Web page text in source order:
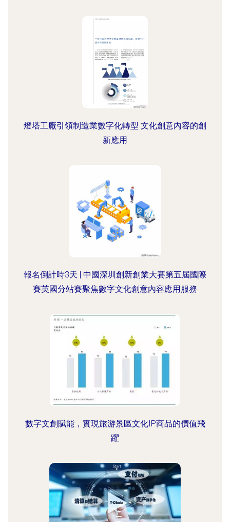
燈塔工廠引領制造業數字化轉型 文化創意內容的創
新應用
報名倒計時3天 | 中國深圳創新創業大賽第五屆國際
賽英國分站賽聚焦數字文化創意內容應用服務
數字文創賦能，實現旅游景區文化IP商品的價值飛
躍